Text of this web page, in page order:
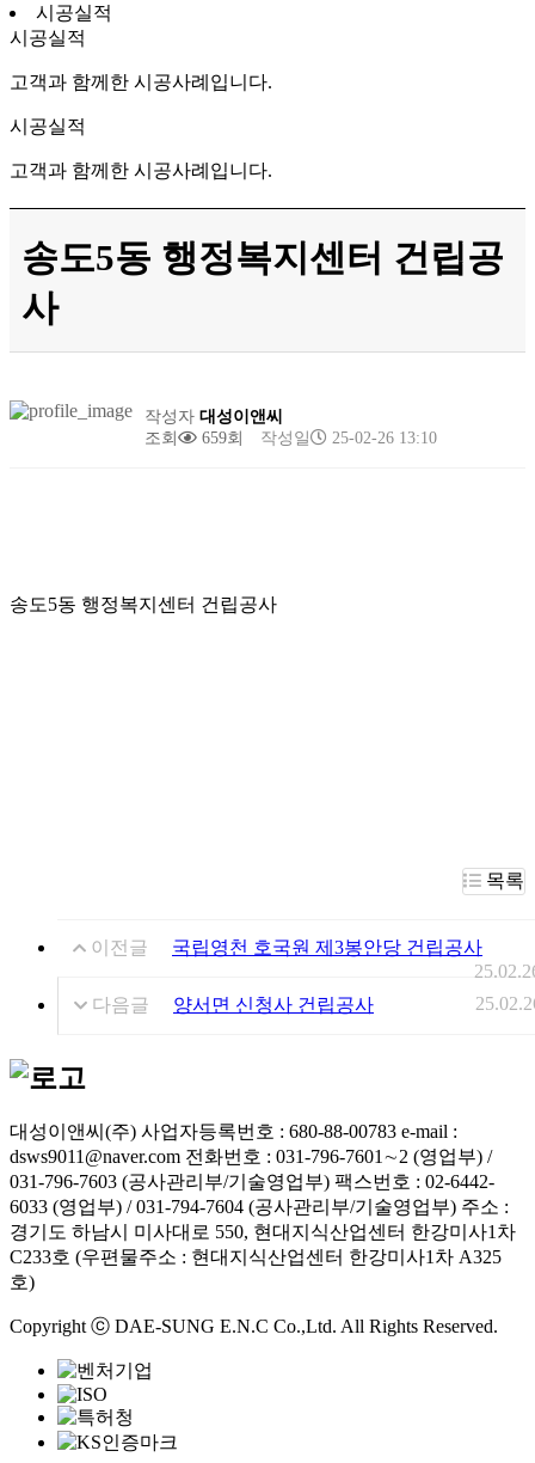
시공실적
시공실적
고객과 함께한 시공사례입니다.
시공실적
고객과 함께한 시공사례입니다.
송도5동 행정복지센터 건립공
사
작성자 대성이앤씨
조회
659회 작성일 25-02-26 13:10
송도5동 행정복지센터 건립공사
목록
이전글
국립영천 호국원 제3봉안당 건립공사
다음글
양서면 신청사 건립공사
대성이앤씨(주) 사업자등록번호 : 680-88-00783 e-mail :
dsws9011@naver.com 전화번호 : 031-796-7601∼2 (영업부) /
031-796-7603 (공사관리부/기술영업부) 팩스번호 : 02-6442-
6033 (영업부) / 031-794-7604 (공사관리부/기술영업부) 주소 :
경기도 하남시 미사대로 550, 현대지식산업센터 한강미사1차
C233호 (우편물주소 : 현대지식산업센터 한강미사1차 A325
호)
Copyright ⓒ DAE-SUNG E.N.C Co.,Ltd. All Rights Reserved.